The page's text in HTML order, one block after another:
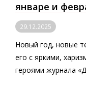
январе и
29.12.2025
Новый год, новые
его с яркими,
героями журнала